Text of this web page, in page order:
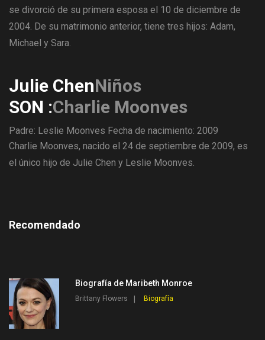
se divorció de su primera esposa el 10 de diciembre de
2004. De su matrimonio anterior, tiene tres hijos: Adam,
Michael y Sara.
Julie ChenNiños
SON :Charlie Moonves
Padre: Leslie Moonves Fecha de nacimiento: 2009
Charlie Moonves, nacido el 24 de septiembre de 2009, es
el único hijo de Julie Chen y Leslie Moonves.
Recomendado
Biografía de Maribeth Monroe
Brittany Flowers Biografía